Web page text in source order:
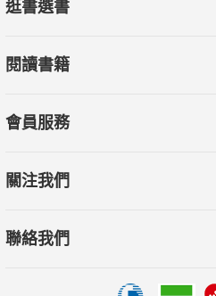
逛書選書
閱讀書籍
會員服務
關注我們
聯絡我們